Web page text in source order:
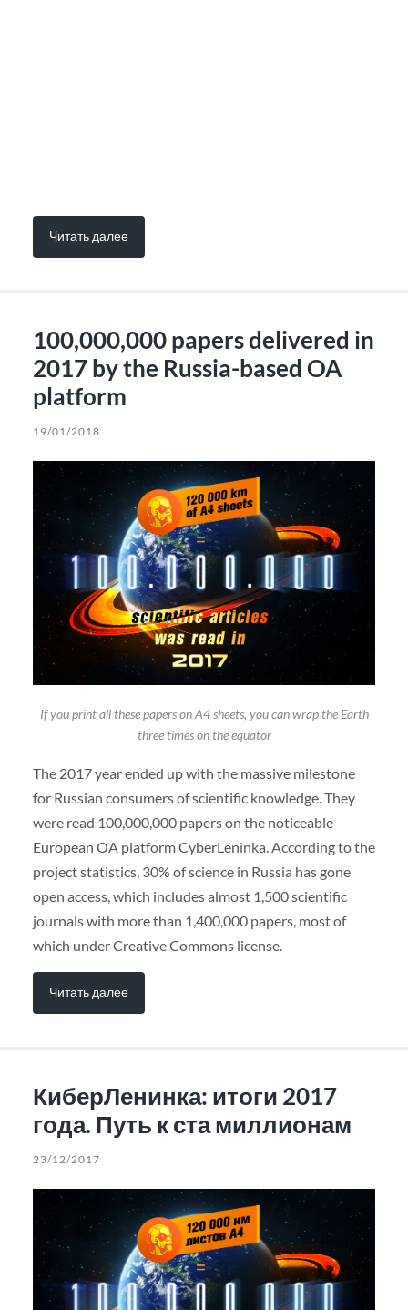
Читать далее
100,000,000 papers delivered in
2017 by the Russia-based OA
platform
19/01/2018
If you print all these papers on A4 sheets, you can wrap the Earth
three times on the equator
The 2017 year ended up with the massive milestone
for Russian consumers of scientific knowledge. They
were read 100,000,000 papers on the noticeable
European OA platform CyberLeninka. According to the
project statistics, 30% of science in Russia has gone
open access, which includes almost 1,500 scientific
journals with more than 1,400,000 papers, most of
which under Creative Commons license.
Читать далее
КиберЛенинка: итоги 2017
года. Путь к ста миллионам
23/12/2017